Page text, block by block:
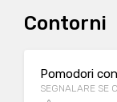
Contorni
Pomodori
SEGNALARE SE